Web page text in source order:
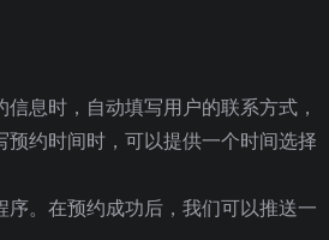
息时，自动填写用户的联系方式，
约时间时，可以提供一个时间选择
。在预约成功后，我们可以推送一